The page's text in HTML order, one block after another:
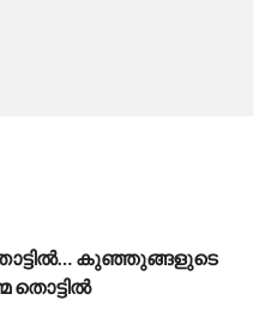
കുഞ്ഞുങ്ങളുടെ
തൊട്ടിൽ